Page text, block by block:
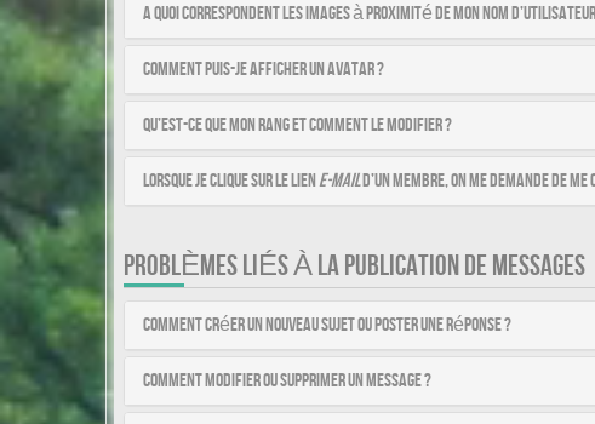
A quoi correspondent les images à proximité de mon nom
Comment puis-je afficher un avatar ?
Qu’est-ce que mon rang et comment le modifier ?
Lorsque je clique sur le liene-maild’un membre, on me demande de
PROBLÈMES LIÉS À LA PUBLICATION DE MESSAGES
Comment créer un nouveau sujet ou poster une réponse ?
Comment modifier ou supprimer un message ?